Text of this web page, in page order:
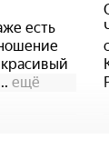
есть
ещё